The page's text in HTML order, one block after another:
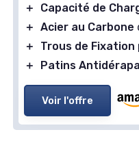
＋ Capacité de
＋ Acier au Carbone
＋
Trous de Fixation
＋
Patins
Voir l'offre